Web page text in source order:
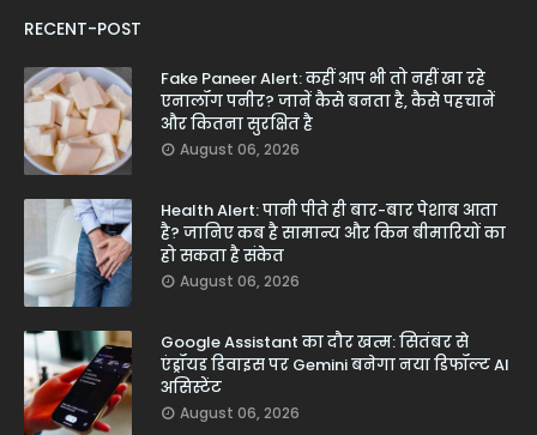
RECENT-POST
Fake Paneer Alert: कहीं आप भी तो नहीं खा रहे
एनालॉग पनीर? जानें कैसे बनता है, कैसे पहचानें
और कितना सुरक्षित है
August 06, 2026
Health Alert: पानी पीते ही बार-बार पेशाब आता
है? जानिए कब है सामान्य और किन बीमारियों का
हो सकता है संकेत
August 06, 2026
Google Assistant का दौर खत्म: सितंबर से
एंड्रॉयड डिवाइस पर Gemini बनेगा नया डिफॉल्ट AI
असिस्टेंट
August 06, 2026